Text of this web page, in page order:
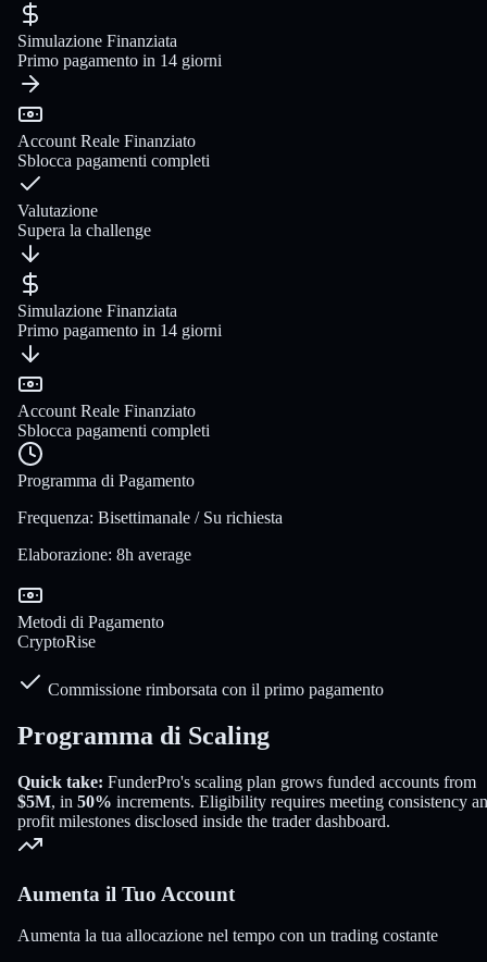
Simulazione Finanziata
Primo pagamento in 14 giorni
Account Reale Finanziato
Sblocca pagamenti completi
Valutazione
Supera la challenge
Simulazione Finanziata
Primo pagamento in 14 giorni
Account Reale Finanziato
Sblocca pagamenti completi
Programma di Pagamento
Frequenza: Bisettimanale / Su richiesta
Elaborazione: 8h average
Metodi di Pagamento
CryptoRise
Commissione rimborsata con il primo pagamento
Programma di Scaling
Quick take: FunderPro's scaling plan grows funded accounts from
$5M, in 50% increments. Eligibility requires meeting consistency
profit milestones disclosed inside the trader dashboard.
Aumenta il Tuo Account
Aumenta la tua allocazione nel tempo con un trading costante